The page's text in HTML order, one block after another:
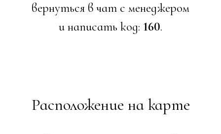
вернуться в чат с менеджером
и написать код: 160.
Расположение на карте